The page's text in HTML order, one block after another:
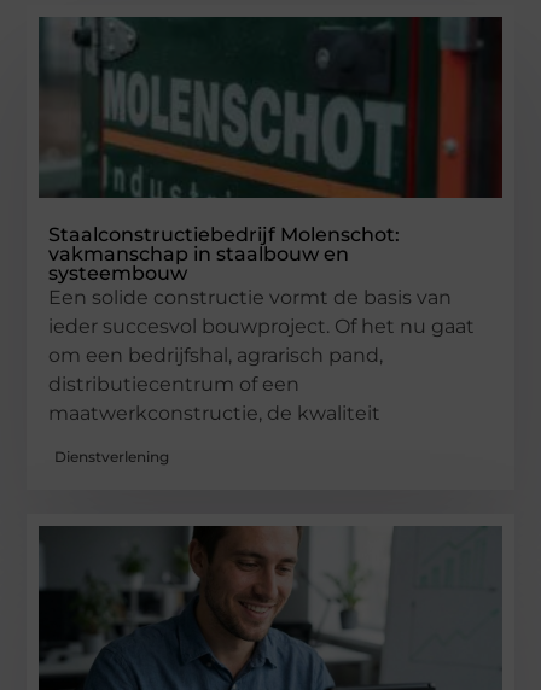
Staalconstructiebedrijf Molenschot:
vakmanschap in staalbouw en
systeembouw
Een solide constructie vormt de basis van
ieder succesvol bouwproject. Of het nu gaat
om een bedrijfshal, agrarisch pand,
distributiecentrum of een
maatwerkconstructie, de kwaliteit
Dienstverlening